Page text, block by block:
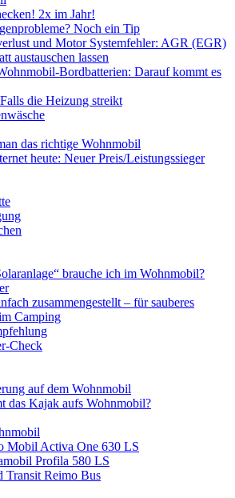
2x im Jahr!
Noch ein Tip
und Motor Systemfehler: AGR (EGR)
austauschen lassen
Bordbatterien: Darauf kommt es
die Heizung streikt
das richtige Wohnmobil
heute: Neuer Preis/Leistungssieger
brauche ich im Wohnmobil?
zusammengestellt – für sauberes
Camping
Check
auf dem Wohnmobil
das Kajak aufs Wohnmobil?
Mobil Activa One 630 LS
Profila 580 LS
Transit Reimo Bus